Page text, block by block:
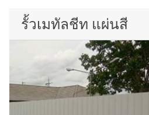
รั้วเมทัลชีท แผ่นสี